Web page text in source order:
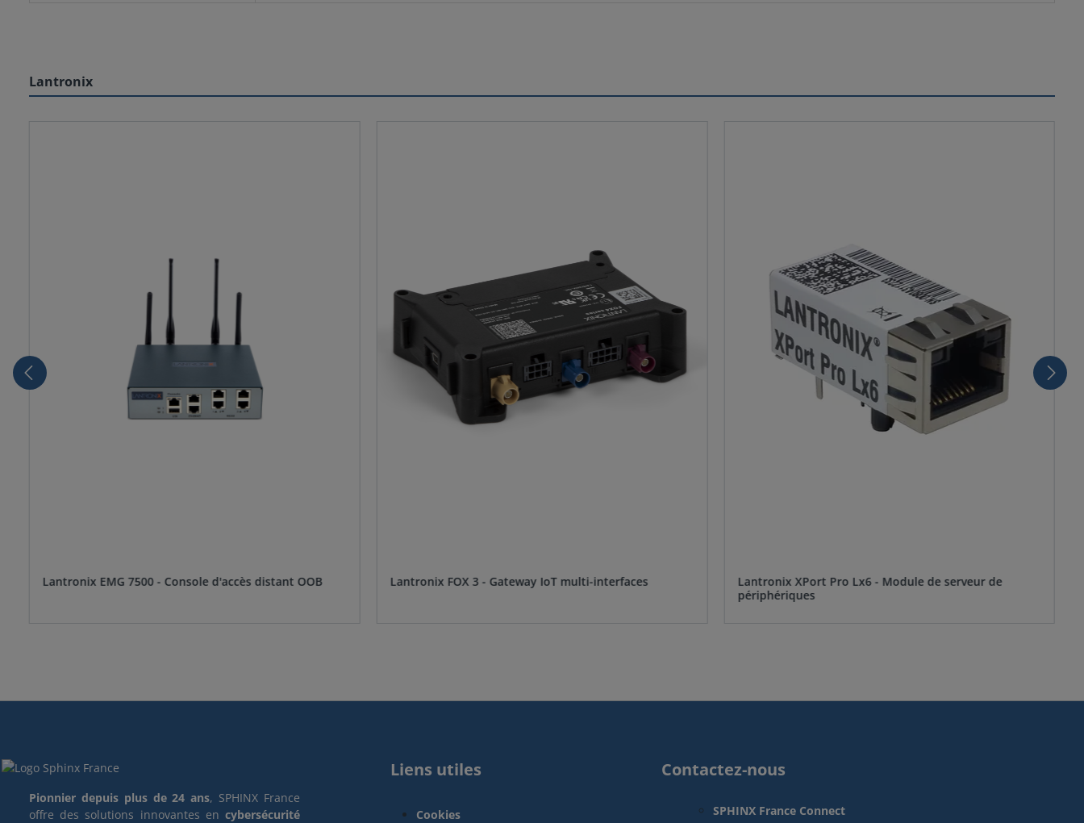
Lantronix
Lantronix EMG 7500 - Console d'accès distant OOB Lantronix FOX 3 - Gateway IoT multi-interfaces
Lantronix XPort Pro Lx6 - Module de serveur de
périphériques
Pionnier depuis plus de 24 ans, SPHINX France
offre des solutions innovantes en cybersécurité
Liens utiles
Cookies
Contactez-nous
SPHINX France Connect